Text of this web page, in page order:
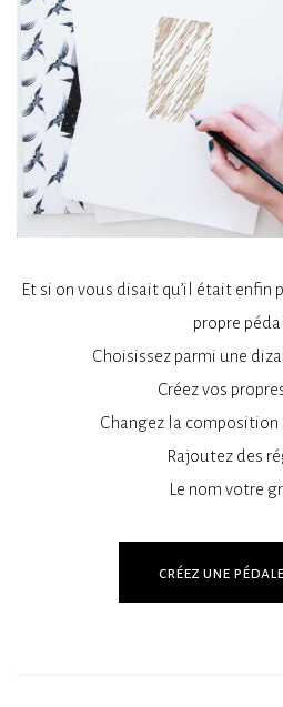
Et si on vous disait qu’il était enfin
propre
Choisissez parmi une
Créez vos
Changez la
Rajoutez des
Le nom votre
créez une